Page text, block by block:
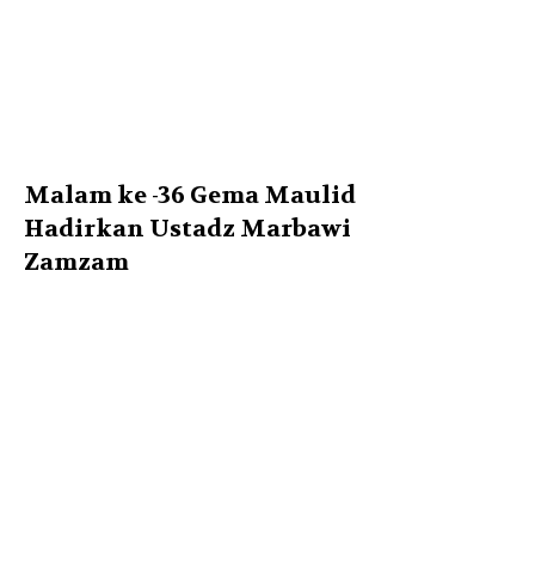
Malam ke -36 Gema Maulid
Hadirkan Ustadz Marbawi
Zamzam